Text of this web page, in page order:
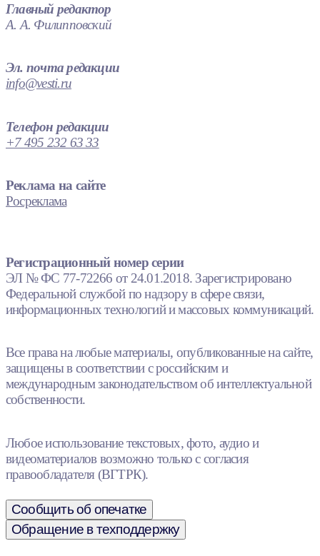
Главный редактор
А. А. Филипповский
Эл. почта редакции
info@vesti.ru
Телефон редакции
+7 495 232 63 33
Реклама на сайте
Росреклама
Регистрационный номер серии
ЭЛ № ФС 77-72266 от 24.01.2018. Зарегистрировано
Федеральной службой по надзору в сфере связи,
информационных технологий и массовых коммуникаций.
Все права на любые материалы, опубликованные на сайте,
защищены в соответствии с российским и
международным законодательством об интеллектуальной
собственности.
Любое использование текстовых, фото, аудио и
видеоматериалов возможно только с согласия
правообладателя (ВГТРК).
Сообщить об опечатке
Обращение в техподдержку